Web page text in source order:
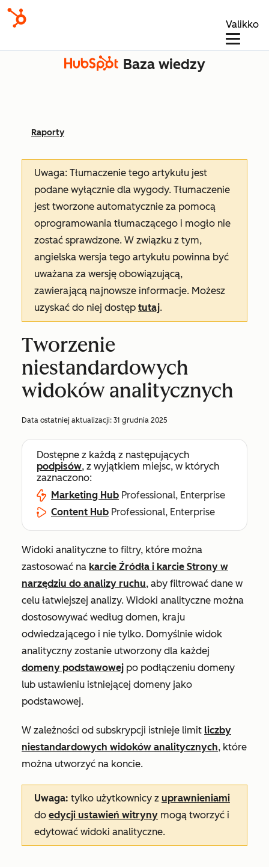
Valikko
Baza wiedzy
Raporty
Uwaga: Tłumaczenie tego artykułu jest
podane wyłącznie dla wygody. Tłumaczenie
jest tworzone automatycznie za pomocą
oprogramowania tłumaczącego i mogło nie
zostać sprawdzone. W związku z tym,
angielska wersja tego artykułu powinna być
uważana za wersję obowiązującą,
zawierającą najnowsze informacje. Możesz
uzyskać do niej dostęp tutaj.
Tworzenie
niestandardowych
widoków analitycznych
Data ostatniej aktualizacji: 31 grudnia 2025
Dostępne z każdą z następujących
podpisów, z wyjątkiem miejsc, w których
zaznaczono:
Marketing Hub Professional, Enterprise
Content Hub Professional, Enterprise
Widoki analityczne to filtry, które można
zastosować na karcie Źródła i karcie Strony w
narzędziu do analizy ruchu, aby filtrować dane w
celu łatwiejszej analizy. Widoki analityczne można
dostosowywać według domen, kraju
odwiedzającego i nie tylko. Domyślnie widok
analityczny zostanie utworzony dla każdej
domeny podstawowej po podłączeniu domeny
lub ustawieniu istniejącej domeny jako
podstawowej.
W zależności od subskrypcji istnieje limit liczby
niestandardowych widoków analitycznych, które
można utworzyć na koncie.
Uwaga: tylko użytkownicy z uprawnieniami
do edycji ustawień witryny mogą tworzyć i
edytować widoki analityczne.